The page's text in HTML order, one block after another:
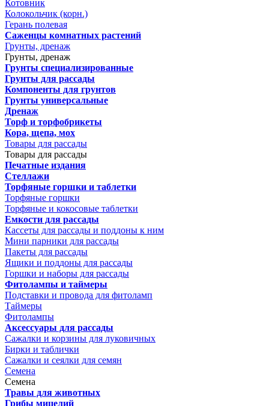
Котовник
Колокольчик (корн.)
Герань полевая
Саженцы комнатных растений
Грунты, дренаж
Грунты, дренаж
Грунты специализированные
Грунты для рассады
Компоненты для грунтов
Грунты универсальные
Дренаж
Торф и торфобрикеты
Кора, щепа, мох
Товары для рассады
Товары для рассады
Печатные издания
Стеллажи
Торфяные горшки и таблетки
Торфяные горшки
Торфяные и кокосовые таблетки
Емкости для рассады
Кассеты для рассады и поддоны к ним
Мини парники для рассады
Пакеты для рассады
Ящики и поддоны для рассады
Горшки и наборы для рассады
Фитолампы и таймеры
Подставки и провода для фитоламп
Таймеры
Фитолампы
Аксессуары для рассады
Сажалки и корзины для луковичных
Бирки и таблички
Сажалки и сеялки для семян
Семена
Семена
Травы для животных
Грибы мицелий